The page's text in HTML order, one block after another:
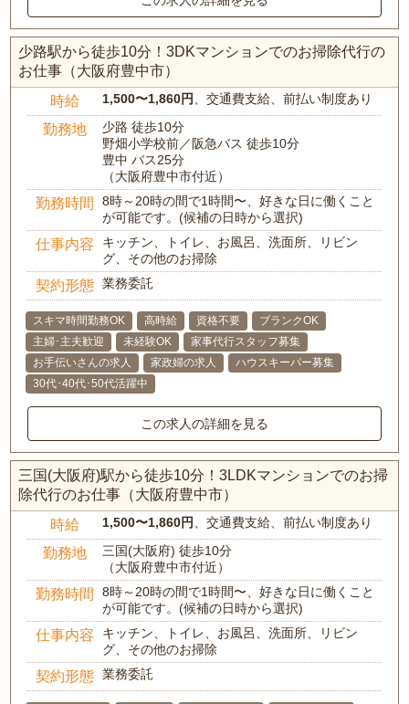
少路駅から徒歩10分！3DKマンションでのお掃除代行の
お仕事（大阪府豊中市）
時給 1,500〜1,860円 、交通費支給、前払い制度あり
勤務地
少路 徒歩10分
野畑小学校前／阪急バス 徒歩10分
豊中 バス25分
（大阪府豊中市付近）
勤務時間
8時～20時の間で1時間〜、好きな日に働くこと
が可能です。(候補の日時から選択)
仕事内容
キッチン、トイレ、お風呂、洗面所、リビン
グ、その他のお掃除
契約形態 業務委託
スキマ時間勤務OK 高時給 資格不要
ブランクOK
主婦･主夫歓迎
未経験OK
家事代行スタッフ募集
お手伝いさんの求人
家政婦の求人
ハウスキーパー募集
30代･40代･50代活躍中
この求人の詳細を見る
三国(大阪府)駅から徒歩10分！3LDKマンションでのお掃
除代行のお仕事（大阪府豊中市）
時給 1,500〜1,860円 、交通費支給、前払い制度あり
勤務地
三国(大阪府) 徒歩10分
（大阪府豊中市付近）
勤務時間
8時～20時の間で1時間〜、好きな日に働くこと
が可能です。(候補の日時から選択)
仕事内容
キッチン、トイレ、お風呂、洗面所、リビン
グ、その他のお掃除
契約形態 業務委託